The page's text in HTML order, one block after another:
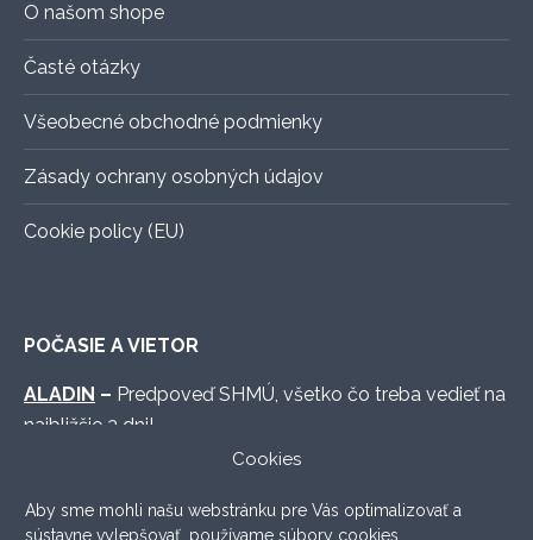
Cookies
Aby sme mohli našu webstránku pre Vás optimalizovať a
sústavne vylepšovať, používame súbory cookies.
O našom shope
Časté otázky
Všeobecné obchodné podmienky
Zásady ochrany osobných údajov
Cookie policy (EU)
POČASIE A VIETOR
ALADIN – Predpoveď SHMÚ, všetko čo treba vedieť na
najbližšie 3 dni!
Graficky vymakaná predpoveď s
množstvom možných nastavení.